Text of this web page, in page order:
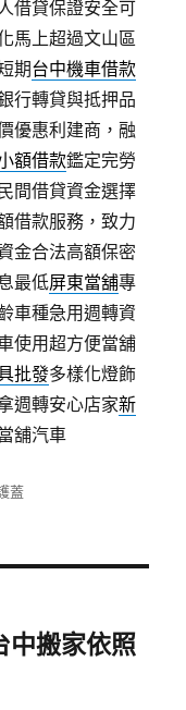
借貸保證安全可
馬上超過文山區
期台中機車借款
行轉貸與抵押品
優惠利建商，融
額借款鑑定完勞
間借貸資金選擇
借款服務，致力
金合法高額保密
最低屏東當舖專
車種急用週轉資
使用超方便當舖
批發多樣化燈飾
週轉安心店家新
舖汽車
蓋
中搬家依照